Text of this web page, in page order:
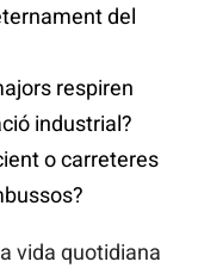
del
respiren
industrial?
o carreteres
vida quotidiana